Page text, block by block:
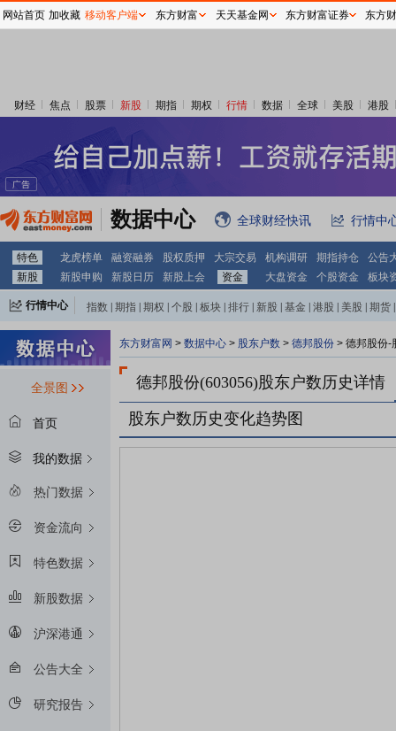
财经 焦点 股票 新股 期指 期权 行情 数据 全球 美股 港股
数据中心 全球财经快讯 行情中
特色 龙虎榜单 融资融券 股权质押 大宗交易 机构调研 期指持仓
公告
新股
新股申购 新股日历 新股上会 资金 大盘资金 个股资金 板块
行情中心 指数 期指 期权 个股 板块 排行 新股 基金 港股 美股 期货
全景图
首页
我的数据
热门数据
资金流向
特色数据
新股数据
沪深港通
公告大全
研究报告
东方财富网 > 数据中心 > 股东户数 > 德邦股份 > 德邦股份-
德邦股份(603056)股东户数历史详情
股东户数历史变化趋势图
网站首页 加收藏 移动客户端 东方财富 天天基金网 东方财富证券 东方